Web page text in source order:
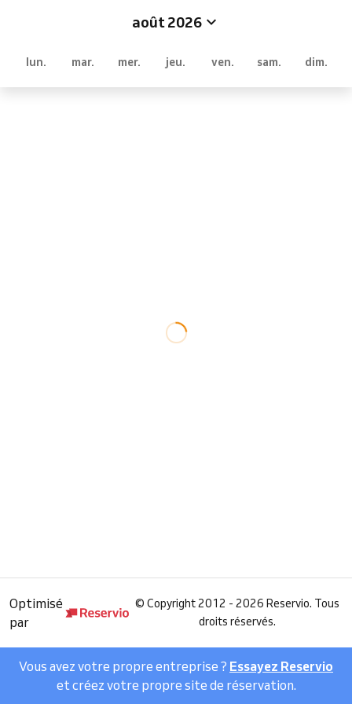
août 2026
lun. mar. mer. jeu. ven. sam. dim.
Optimisé
par
© Copyright 2012 - 2026 Reservio. Tous
droits réservés.
Vous avez votre propre entreprise ? Essayez Reservio
et créez votre propre site de réservation.